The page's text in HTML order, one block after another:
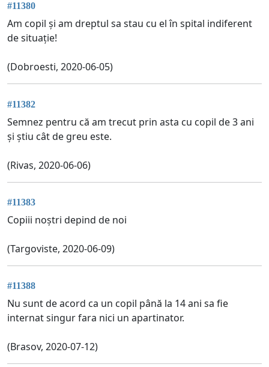
#11380
Am copil și am dreptul sa stau cu el în spital indiferent
de situație!
(Dobroesti, 2020-06-05)
#11382
Semnez pentru că am trecut prin asta cu copil de 3 ani
și știu cât de greu este.
(Rivas, 2020-06-06)
#11383
Copiii noștri depind de noi
(Targoviste, 2020-06-09)
#11388
Nu sunt de acord ca un copil până la 14 ani sa fie
internat singur fara nici un apartinator.
(Brasov, 2020-07-12)